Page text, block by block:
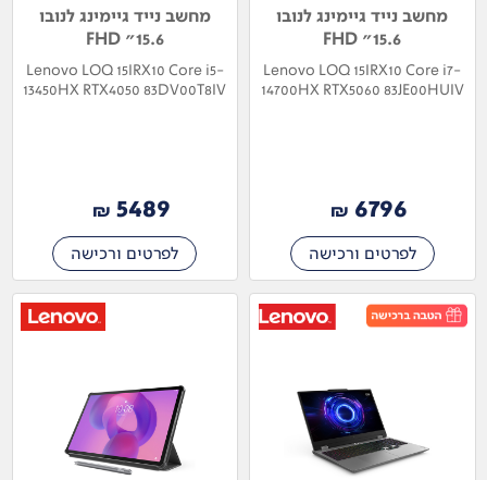
מחשב נייד גיימינג לנובו
15.6" FHD
Lenovo LOQ 15IRX10 Core i7-
14700HX RTX5060 83JE00HUIV
6796
₪
לפרטים ורכישה
מחשב נייד גיימינג לנובו
15.6" FHD
Lenovo LOQ 15IRX10 Core i5-
13450HX RTX4050 83DV00T8IV
5489
₪
לפרטים ורכישה